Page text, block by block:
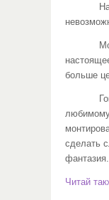
Можно
больше
сделать
фантазия.
Читай